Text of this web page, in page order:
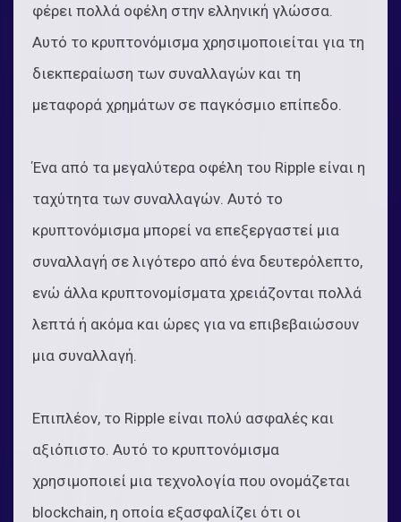
φέρει πολλά οφέλη στην ελληνική γλώσσα.
Αυτό το κρυπτονόμισμα χρησιμοποιείται για τη
διεκπεραίωση των συναλλαγών και τη
μεταφορά χρημάτων σε παγκόσμιο επίπεδο.
Ένα από τα μεγαλύτερα οφέλη του Ripple είναι η
ταχύτητα των συναλλαγών. Αυτό το
κρυπτονόμισμα μπορεί να επεξεργαστεί μια
συναλλαγή σε λιγότερο από ένα δευτερόλεπτο,
ενώ άλλα κρυπτονομίσματα χρειάζονται πολλά
λεπτά ή ακόμα και ώρες για να επιβεβαιώσουν
μια συναλλαγή.
Επιπλέον, το Ripple είναι πολύ ασφαλές και
αξιόπιστο. Αυτό το κρυπτονόμισμα
χρησιμοποιεί μια τεχνολογία που ονομάζεται
blockchain, η οποία εξασφαλίζει ότι οι